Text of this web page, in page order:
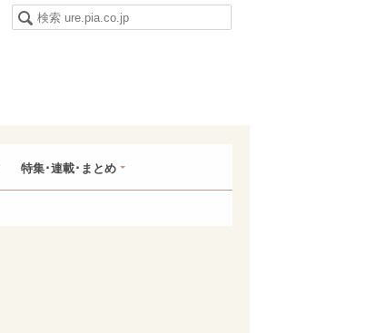
特集･連載･まとめ